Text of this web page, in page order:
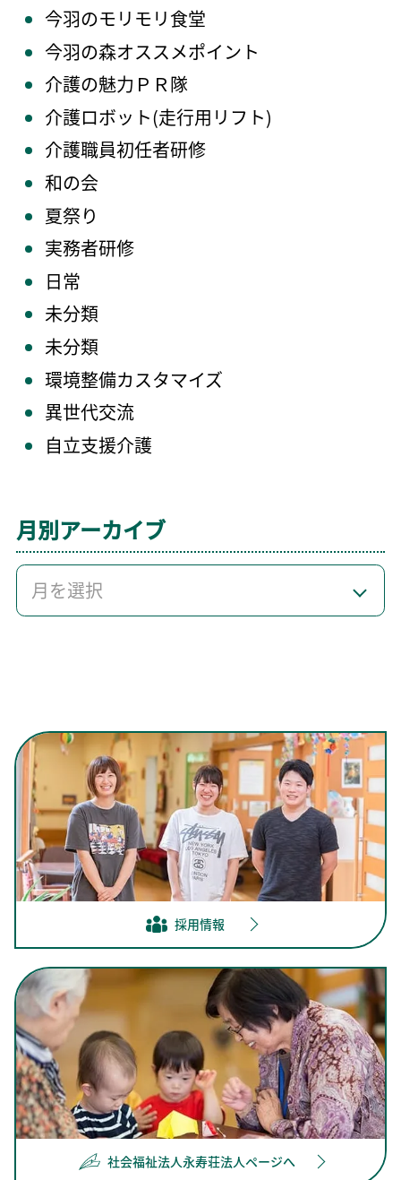
今羽のモリモリ食堂
今羽の森オススメポイント
介護の魅力ＰＲ隊
介護ロボット(走行用リフト)
介護職員初任者研修
和の会
夏祭り
実務者研修
日常
未分類
未分類
環境整備カスタマイズ
異世代交流
自立支援介護
月別アーカイブ
採用情報
社会福祉法人永寿荘法人ページへ